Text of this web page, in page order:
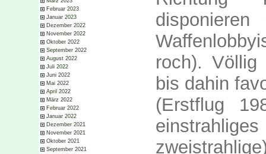
Februar 2023
Januar 2023
Dezember 2022
November 2022
Oktober 2022
September 2022
August 2022
Juli 2022
Juni 2022
Mai 2022
April 2022
März 2022
Februar 2022
Januar 2022
Dezember 2021
November 2021
Oktober 2021
September 2021
roch). Völlig
bis dahin
(Erstflug